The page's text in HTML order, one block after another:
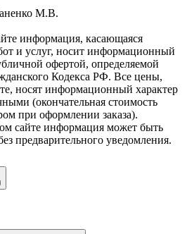
М.В.
информация, касающаяся
и услуг, носит информационный
офертой, определяемой
Кодекса РФ. Все цены,
носят информационный характер
(окончательная стоимость
при оформлении заказа).
сайте информация может быть
предварительного уведомления.